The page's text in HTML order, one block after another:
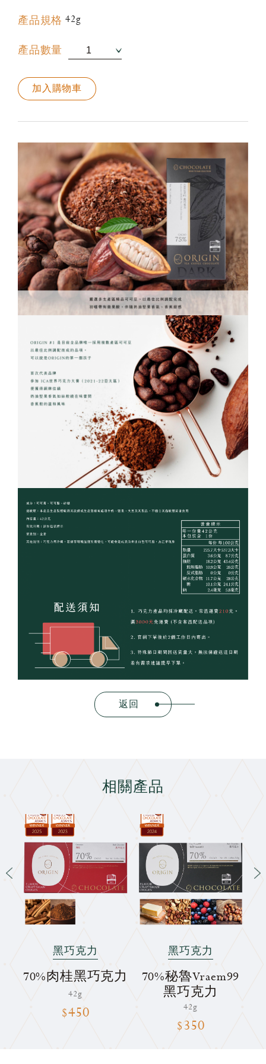
產品規格 42g
產品數量
加入購物車
返回
相關產品
黑巧克力
70%肉桂黑巧克力
42g
$450
黑巧克力
70%秘魯Vraem99
黑巧克力
42g
$350